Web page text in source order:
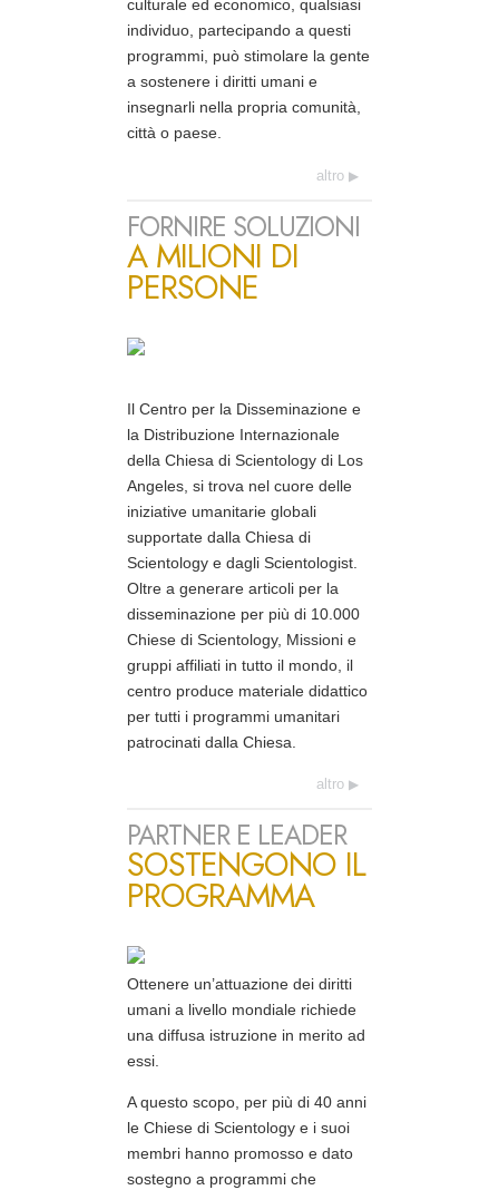
culturale ed economico, qualsiasi
individuo, partecipando a questi
programmi, può stimolare la gente
a sostenere i diritti umani e
insegnarli nella propria comunità,
città o paese.
altro
FORNIRE SOLUZIONI
A MILIONI DI
PERSONE
Il Centro per la Disseminazione e
la Distribuzione Internazionale
della Chiesa di Scientology di Los
Angeles, si trova nel cuore delle
iniziative umanitarie globali
supportate dalla Chiesa di
Scientology e dagli Scientologist.
Oltre a generare articoli per la
disseminazione per più di 10.000
Chiese di Scientology, Missioni e
gruppi affiliati in tutto il mondo, il
centro produce materiale didattico
per tutti i programmi umanitari
patrocinati dalla Chiesa.
altro
PARTNER E LEADER
SOSTENGONO IL
PROGRAMMA
Ottenere un’attuazione dei diritti
umani a livello mondiale richiede
una diffusa istruzione in merito ad
essi.
A questo scopo, per più di 40 anni
le Chiese di Scientology e i suoi
membri hanno promosso e dato
sostegno a programmi che